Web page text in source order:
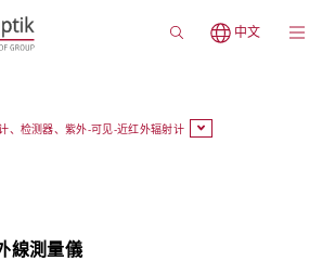
中文
、检测器、紫外-可见-近红外辐射计
線測量儀